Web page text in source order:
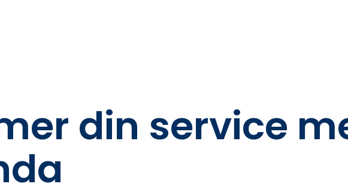
din service